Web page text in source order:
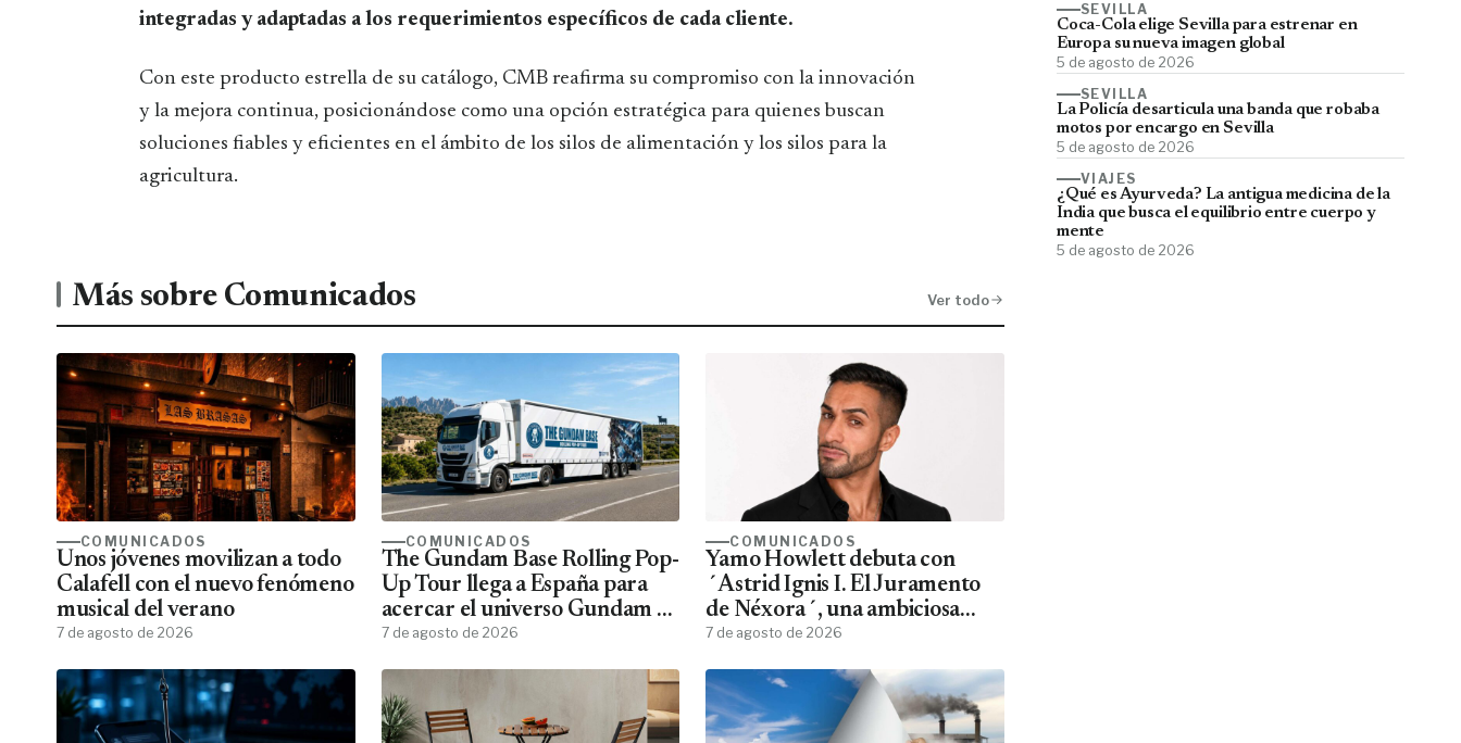
integradas y adaptadas a los requerimientos específicos de cada cliente.
Con este producto estrella de su catálogo, CMB reafirma su compromiso con la innovación
y la mejora continua, posicionándose como una opción estratégica para quienes buscan
soluciones fiables y eficientes en el ámbito de los silos de alimentación y los silos para la
agricultura.
Más sobre Comunicados Ver todo
COMUNICADOS
Unos jóvenes movilizan a todo
Calafell con el nuevo fenómeno
musical del verano
7 de agosto de 2026
COMUNICADOS
The Gundam Base Rolling Pop-
Up Tour llega a España para
acercar el universo Gundam a
todos los fans
7 de agosto de 2026
COMUNICADOS
Yamo Howlett debuta con
´Astrid Ignis I. El Juramento
de Néxora´, una ambiciosa
saga de fantasía y ciencia
7 de agosto de 2026
SEVILLA
Coca-Cola elige Sevilla para estrenar en
Europa su nueva imagen global
5 de agosto de 2026
SEVILLA
La Policía desarticula una banda que robaba
motos por encargo en Sevilla
5 de agosto de 2026
VIAJES
¿Qué es Ayurveda? La antigua medicina de la
India que busca el equilibrio entre cuerpo y
mente
5 de agosto de 2026